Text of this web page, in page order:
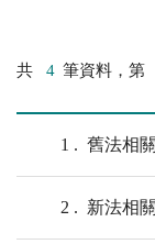
共 4 筆資料，第
1 舊法相
2 新法相